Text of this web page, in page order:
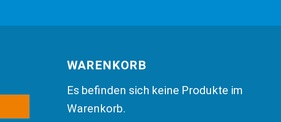
WARENKORB
Es befinden sich keine Produkte im
Warenkorb.